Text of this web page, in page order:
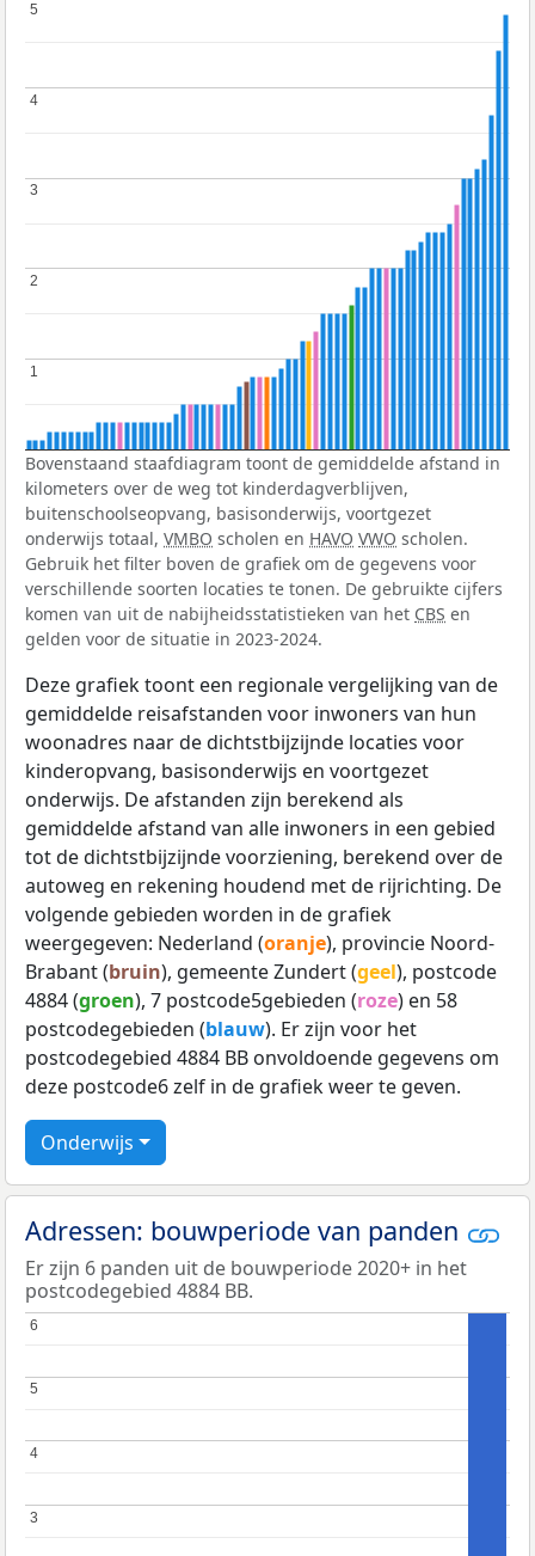
1
1
2
2
3
3
4
4
5
5
Bovenstaand staafdiagram toont de gemiddelde afstand in
kilometers over de weg tot kinderdagverblijven,
buitenschoolseopvang, basisonderwijs, voortgezet
onderwijs totaal, VMBO scholen en HAVO VWO scholen.
Gebruik het filter boven de grafiek om de gegevens voor
verschillende soorten locaties te tonen. De gebruikte cijfers
komen van uit de nabijheidsstatistieken van het CBS en
gelden voor de situatie in 2023-2024.
Deze grafiek toont een regionale vergelijking van de
gemiddelde reisafstanden voor inwoners van hun
woonadres naar de dichtstbijzijnde locaties voor
kinderopvang, basisonderwijs en voortgezet
onderwijs. De afstanden zijn berekend als
gemiddelde afstand van alle inwoners in een gebied
tot de dichtstbijzijnde voorziening, berekend over de
autoweg en rekening houdend met de rijrichting. De
volgende gebieden worden in de grafiek
weergegeven: Nederland (oranje), provincie Noord-
Brabant (bruin), gemeente Zundert (geel), postcode
4884 (groen), 7 postcode5gebieden (roze) en 58
postcodegebieden (blauw). Er zijn voor het
postcodegebied 4884 BB onvoldoende gegevens om
deze postcode6 zelf in de grafiek weer te geven.
Onderwijs
Adressen: bouwperiode van panden
Er zijn 6 panden uit de bouwperiode 2020+ in het
postcodegebied 4884 BB.
3
3
4
4
5
5
6
6